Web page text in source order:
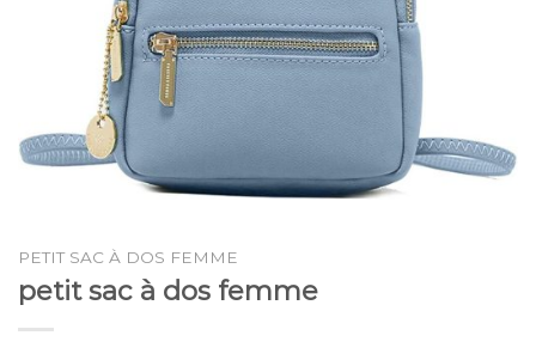
PETIT SAC À DOS FEMME
petit sac à dos femme